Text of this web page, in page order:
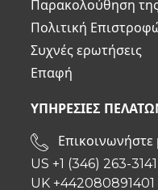
Παρακολούθηση
Πολιτική
Συχνές ερωτήσεις
Επαφή
ΥΠΗΡΕΣΙΕΣ
Επικοινωνήστε
US +1 (346) 263-3141
UK +442080891401